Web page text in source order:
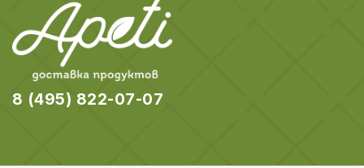
8 (495) 822-07-07